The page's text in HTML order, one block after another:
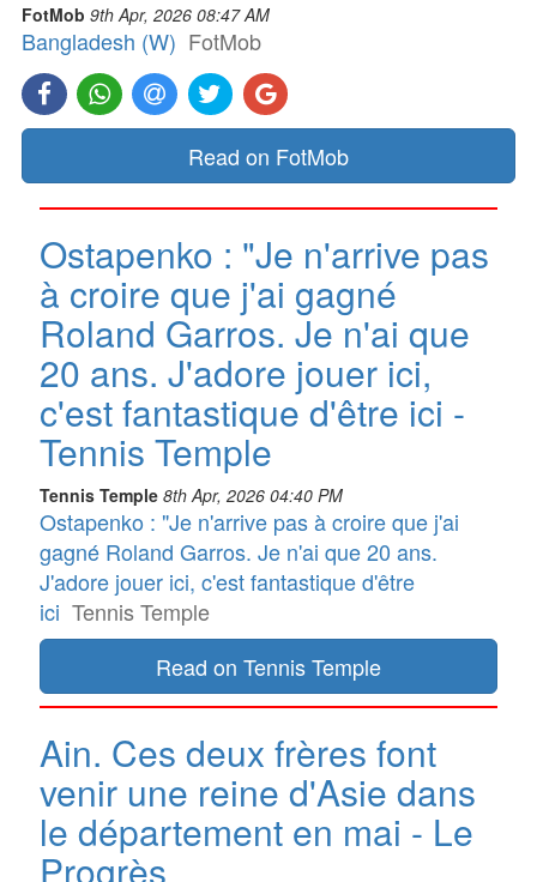
FotMob 9th Apr, 2026 08:47 AM
Bangladesh (W) FotMob
Read on FotMob
Ostapenko : "Je n'arrive pas
à croire que j'ai gagné
Roland Garros. Je n'ai que
20 ans. J'adore jouer ici,
c'est fantastique d'être ici -
Tennis Temple
Tennis Temple 8th Apr, 2026 04:40 PM
Ostapenko : "Je n'arrive pas à croire que j'ai
gagné Roland Garros. Je n'ai que 20 ans.
J'adore jouer ici, c'est fantastique d'être
ici Tennis Temple
Read on Tennis Temple
Ain. Ces deux frères font
venir une reine d'Asie dans
le département en mai - Le
Progrès